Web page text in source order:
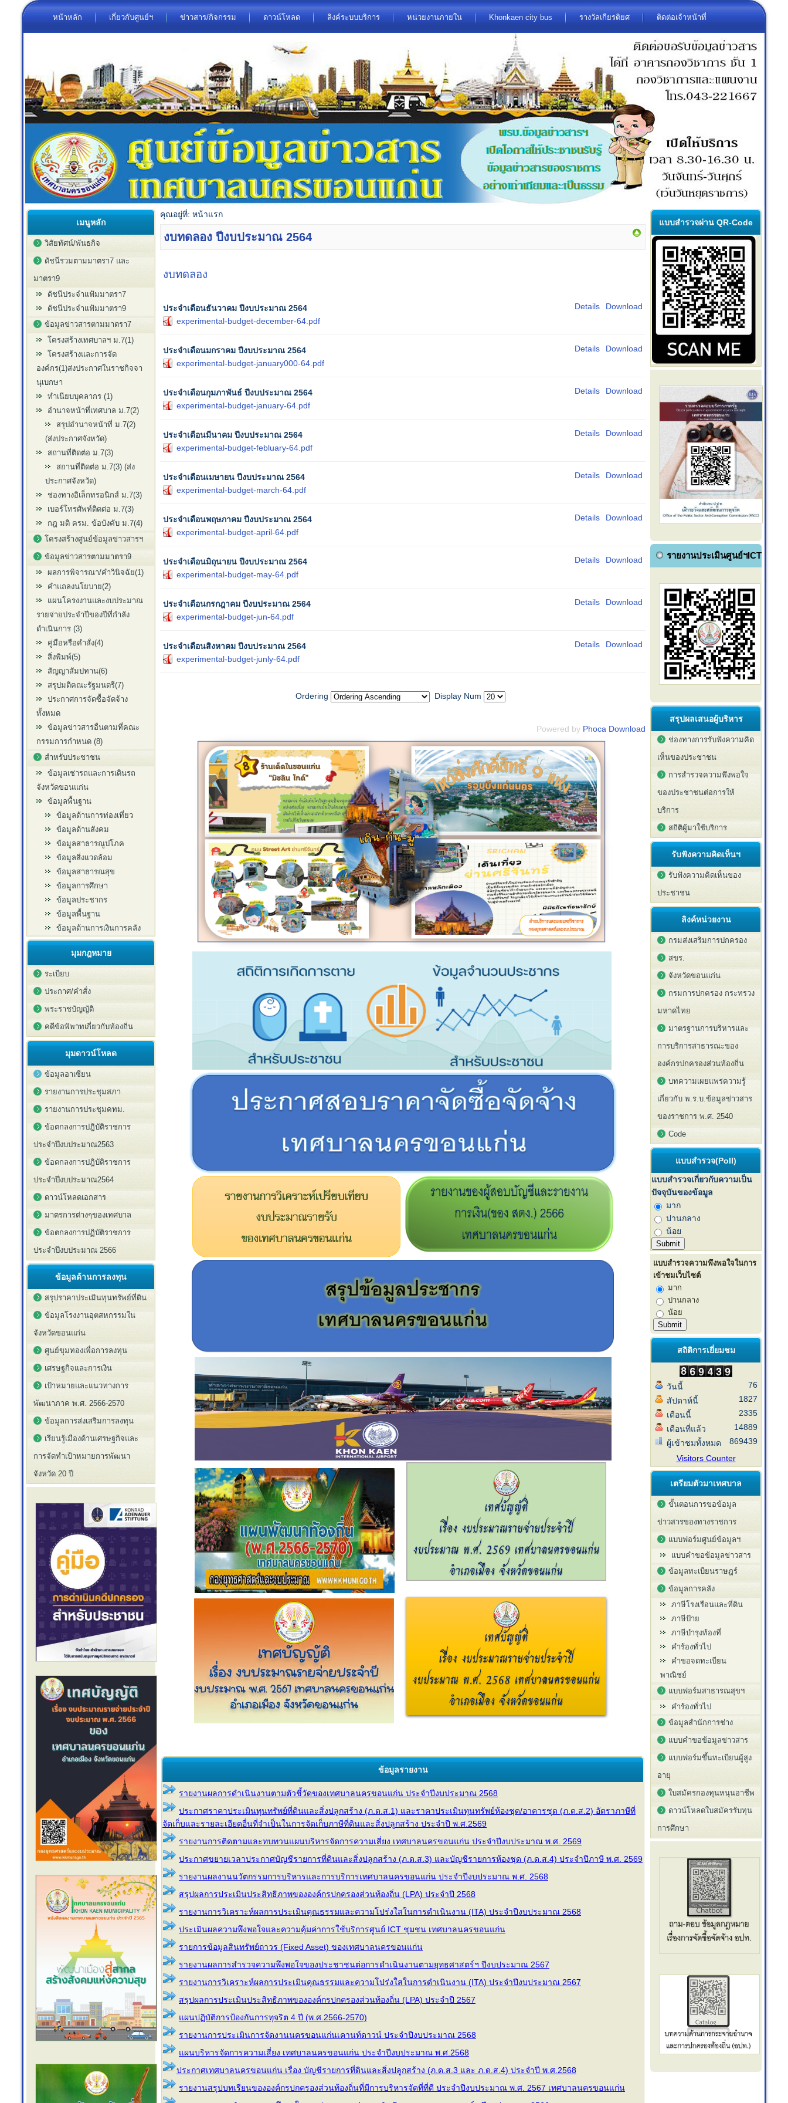
หน้าหลัก เกี่ยวกับศูนย์ฯ ข่าวสาร/กิจกรรม ดาวน์โหลด ลิงค์ระบบบริการ หน่วยงานภายใน Khonkaen city bus รางวัลเกียรติยศ ติดต่อเจ้าหน้าที่
เมนูหลัก
วิสัยทัศน์/พันธกิจ
ดัชนีรวมตามมาตรา7 และ
มาตรา9
ดัชนีประจำแฟ้มมาตรา7
ดัชนีประจำแฟ้มมาตรา9
ข้อมูลข่าวสารตามมาตรา7
โครงสร้างเทศบาลฯ ม.7(1)
โครงสร้างและการจัด
องค์กร(1)ส่งประกาศในราชกิจจา
นุเบกษา
ทำเนียบบุคลากร (1)
อำนาจหน้าที่เทศบาล ม.7(2)
สรุปอำนาจหน้าที่ ม.7(2)
(ส่งประกาศจังหวัด)
สถานที่ติดต่อ ม.7(3)
สถานที่ติดต่อ ม.7(3) (ส่ง
ประกาศจังหวัด)
ช่องทางอิเล็กทรอนิกส์ ม.7(3)
เบอร์โทรศัพท์ติดต่อ ม.7(3)
กฎ มติ ครม. ข้อบังคับ ม.7(4)
โครงสร้างศูนย์ข้อมูลข่าวสารฯ
ข้อมูลข่าวสารตามมาตรา9
ผลการพิจารณา/คำวินิจฉัย(1)
คำแถลงนโยบาย(2)
แผนโครงงานและงบประมาณ
รายจ่ายประจำปีของปีที่กำลัง
ดำเนินการ (3)
คู่มือหรือคำสั่ง(4)
สิ่งพิมพ์(5)
สัญญาสัมปทาน(6)
สรุปมติคณะรัฐมนตรี(7)
ประกาศการจัดซื้อจัดจ้าง
ทั้งหมด
ข้อมูลข่าวสารอื่นตามที่คณะ
กรรมการกำหนด (8)
สำหรับประชาชน
ข้อมูลเช่ารถและการเดินรถ
จังหวัดขอนแก่น
ข้อมูลพื้นฐาน
ข้อมูลด้านการท่องเที่ยว
ข้อมูลด้านสังคม
ข้อมูลสาธารณูปโภค
ข้อมูลสิ่งแวดล้อม
ข้อมูลสาธารณสุข
ข้อมูลการศึกษา
ข้อมูลประชากร
ข้อมูลพื้นฐาน
ข้อมูลด้านการเงินการคลัง
มุมกฎหมาย
ระเบียบ
ประกาศ/คำสั่ง
พระราชบัญญัติ
คดีข้อพิพาทเกี่ยวกับท้องถิ่น
มุมดาวน์โหลด
ข้อมูลอาเซียน
รายงานการประชุมสภา
รายงานการประชุมคทม.
ข้อตกลงการปฎิบัติราชการ
ประจำปีงบประมาณ2563
ข้อตกลงการปฎิบัติราชการ
ประจำปีงบประมาณ2564
ดาวน์โหลดเอกสาร
มาตรการต่างๆของเทศบาล
ข้อตกลงการปฏิบัติราชการ
ประจำปีงบประมาณ 2566
ข้อมูลด้านการลงทุน
สรุปราคาประเมินทุนทรัพย์ที่ดิน
ข้อมูลโรงงานอุตสหกรรมใน
จังหวัดขอนแก่น
ศูนย์ขุมทองเพื่อการลงทุน
เศรษฐกิจและการเงิน
เป้าหมายและแนวทางการ
พัฒนาภาค พ.ศ. 2566-2570
ข้อมูลการส่งเสริมการลงทุน
เรียนรู้เมืองด้านเศรษฐกิจและ
การจัดทำเป้าหมายการพัฒนา
จังหวัด 20 ปี
คุณอยู่ที่: หน้าแรก
งบทดลอง ปีงบประมาณ 2564
งบทดลอง
ประจำเดือนธันวาคม ปีงบประมาณ 2564
experimental-budget-december-64.pdf
Download
Details
ประจำเดือนมกราคม ปีงบประมาณ 2564
experimental-budget-january000-64.pdf
Download
Details
ประจำเดือนกุมภาพันธ์ ปีงบประมาณ 2564
experimental-budget-january-64.pdf
Download
Details
ประจำเดือนมีนาคม ปีงบประมาณ 2564
experimental-budget-febluary-64.pdf
Download
Details
ประจำเดือนเมษายน ปีงบประมาณ 2564
experimental-budget-march-64.pdf
Download
Details
ประจำเดือนพฤษภาคม ปีงบประมาณ 2564
experimental-budget-april-64.pdf
Download
Details
ประจำเดือนมิถุนายน ปีงบประมาณ 2564
experimental-budget-may-64.pdf
Download
Details
ประจำเดือนกรกฎาคม ปีงบประมาณ 2564
experimental-budget-jun-64.pdf
Download
Details
ประจำเดือนสิงหาคม ปีงบประมาณ 2564
experimental-budget-junly-64.pdf
Download
Details
Ordering Display Num
Powered by Phoca Download
ข้อมูลรายงาน
รายงานผลการดำเนินงานตามตัวชี้วัดของเทศบาลนครขอนแก่น ประจำปีงบประมาณ 2568
ประกาศราคาประเมินทุนทรัพย์ที่ดินและสิ่งปลูกสร้าง (ภ.ด.ส.1) และราคาประเมินทุนทรัพย์ห้องชุด/อาคารชุด (ภ.ด.ส.2) อัตราภาษีที่
จัดเก็บและรายละเอียดอื่นที่จำเป็นในการจัดเก็บภาษีที่ดินและสิ่งปลูกสร้าง ประจำปี พ.ศ.2569
รายงานการติดตามและทบทวนแผนบริหารจัดการความเสี่ยง เทศบาลนครขอนแก่น ประจำปีงบประมาณ พ.ศ. 2569
ประกาศขยายเวลาประกาศบัญชีรายการที่ดินและสิ่งปลูกสร้าง (ภ.ด.ส.3) และบัญชีรายการห้องชุด (ภ.ด.ส.4) ประจำปีภาษี พ.ศ. 2569
รายงานผลงานนวัตกรรมการบริหารและการบริการเทศบาลนครขอนแก่น ประจำปีงบประมาณ พ.ศ. 2568
สรุปผลการประเมินประสิทธิภาพขององค์กรปกครองส่วนท้องถิ่น (LPA) ประจำปี 2568
รายงานการวิเคราะห์ผลการประเมินคุณธรรมและความโปร่งใสในการดำเนินงาน (ITA) ประจำปีงบประมาณ 2568
ประเมินผลความพึงพอใจและความคุ้มค่าการใช้บริการศูนย์ ICT ชุมชน เทศบาลนครขอนแก่น
รายการข้อมูลสินทรัพย์ถาวร (Fixed Asset) ของเทศบาลนครขอนแก่น
รายงานผลการสำรวจความพึงพอใจของประชาชนต่อการดำเนินงานตามยุทธศาสตร์ฯ ปีงบประมาณ 2567
รายงานการวิเคราะห์ผลการประเมินคุณธรรมและความโปร่งใสในการดำเนินงาน (ITA) ประจำปีงบประมาณ 2567
สรุปผลการประเมินประสิทธิภาพขององค์กรปกครองส่วนท้องถิ่น (LPA) ประจำปี 2567
แผนปฏิบัติการป้องกันการทุจริต 4 ปี (พ.ศ.2566-2570)
รายงานการประเมินการจัดงานนครขอนแก่นเคานท์ดาวน์ ประจำปีงบประมาณ 2568
แผนบริหารจัดการความเสี่ยง เทศบาลนครขอนแก่น ประจําปีงบประมาณ พ.ศ.2568
ประกาศเทศบาลนครขอนแก่น เรื่อง บัญชีรายการที่ดินและสิ่งปลูกสร้าง (ภ.ด.ส.3 และ ภ.ด.ส.4) ประจำปี พ.ศ.2568
รายงานสรุปบทเรียนขององค์กรปกครองส่วนท้องถิ่นที่มีการบริหารจัดที่ที่ดี ประจำปีงบประมาณ พ.ศ. 2567 เทศบาลนครขอนแก่น
แบบสำรวจผ่าน QR-Code
รายงานประเมินศูนย์ฯICT
สรุปผลเสนอผู้บริหาร
ช่องทางการรับฟังความคิด
เห็นของประชาชน
การสำรวจความพึงพอใจ
ของประชาชนต่อการให้
บริการ
สถิติผู้มาใช้บริการ
รับฟังความคิดเห็นฯ
รับฟังความคิดเห็นของ
ประชาชน
ลิงค์หน่วยงาน
กรมส่งเสริมการปกครอง
สขร.
จังหวัดขอนแก่น
กรมการปกครอง กระทรวง
มหาดไทย
มาตรฐานการบริหารและ
การบริการสาธารณะของ
องค์กรปกครองส่วนท้องถิ่น
บทความเผยแพร่ความรู้
เกี่ยวกับ พ.ร.บ.ข้อมูลข่าวสาร
ของราชการ พ.ศ. 2540
Code
แบบสำรวจ(Poll)
แบบสำรวจเกี่ยวกับความเป็น
ปัจจุบันของข้อมูล
มาก
ปานกลาง
น้อย
แบบสำรวจความพึงพอใจในการ
เข้าชมเว็บไซต์
มาก
ปานกลาง
น้อย
สถิติการเยี่ยมชม
วันนี้
สัปดาห์นี้
เดือนนี้
เดือนที่แล้ว
ผู้เข้าชมทั้งหมด
76
1827
2335
14889
869439
Visitors Counter
เตรียมตัวมาเทศบาล
ขั้นตอนการขอข้อมูล
ข่าวสารของทางราชการ
แบบฟอร์มศูนย์ข้อมูลฯ
แบบคำขอข้อมูลข่าวสาร
ข้อมูลทะเบียนราษฎร์
ข้อมูลการคลัง
ภาษีโรงเรือนและที่ดิน
ภาษีป้าย
ภาษีบำรุงท้องที่
คำร้องทั่วไป
คำขอจดทะเบียน
พาณิชย์
แบบฟอร์มสาธารณสุขฯ
คำร้องทั่วไป
ข้อมูลสำนักการช่าง
แบบคำขอข้อมูลข่าวสาร
แบบฟอร์มขึ้นทะเบียนผู้สูง
อายุ
ใบสมัครกองทุนหนุนอาชีพ
ดาวน์โหลดใบสมัครรับทุน
การศึกษา